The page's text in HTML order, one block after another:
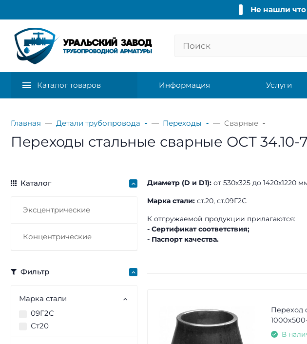
Не нашли что
Каталог товаров Информация Услуги
Главная Детали трубопровода Переходы Сварные
Переходы стальные сварные ОСТ 34.10-
Каталог
Эксцентрические
Концентрические
Фильтр
Марка стали
09Г2С
Ст20
Диаметр (D и D1): от 530х325 до 1420х1220
Марка стали: ст.20, ст.09Г2С
К отгружаемой продукции прилагаются:
- Сертификат соответствия;
- Паспорт качества.
Переход
В